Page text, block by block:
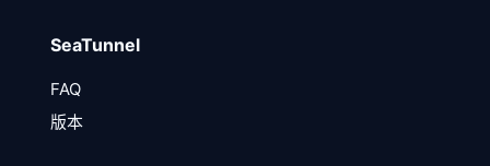
SeaTunnel
FAQ
版本